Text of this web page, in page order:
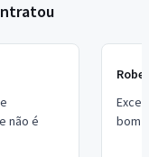
não é
bom